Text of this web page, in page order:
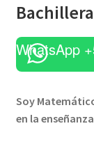
WhatsApp
Soy
en la enseñanza